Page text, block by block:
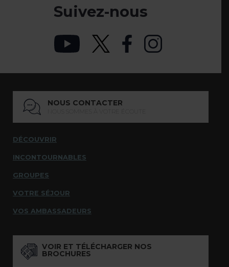
Suivez-nous
NOUS CONTACTER
DÉCOUVRIR
INCONTOURNABLES
GROUPES
VOTRE SÉJOUR
VOS AMBASSADEURS
VOIR ET TÉLÉCHARGER NOS
BROCHURES